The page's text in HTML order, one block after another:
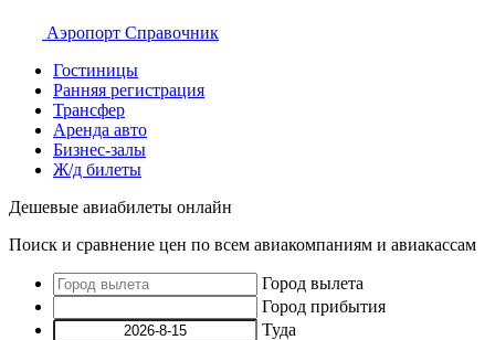
Аэропорт Справочник
Гостиницы
Ранняя регистрация
Трансфер
Аренда авто
Бизнес-залы
Ж/д билеты
Дешевые авиабилеты онлайн
Поиск и сравнение цен по всем авиакомпаниям и авиакассам
Город вылета
Город прибытия
Туда